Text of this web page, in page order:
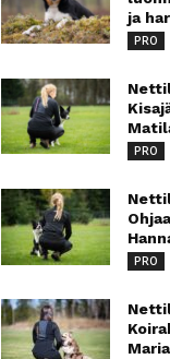
ja
PRO
PRO
PRO